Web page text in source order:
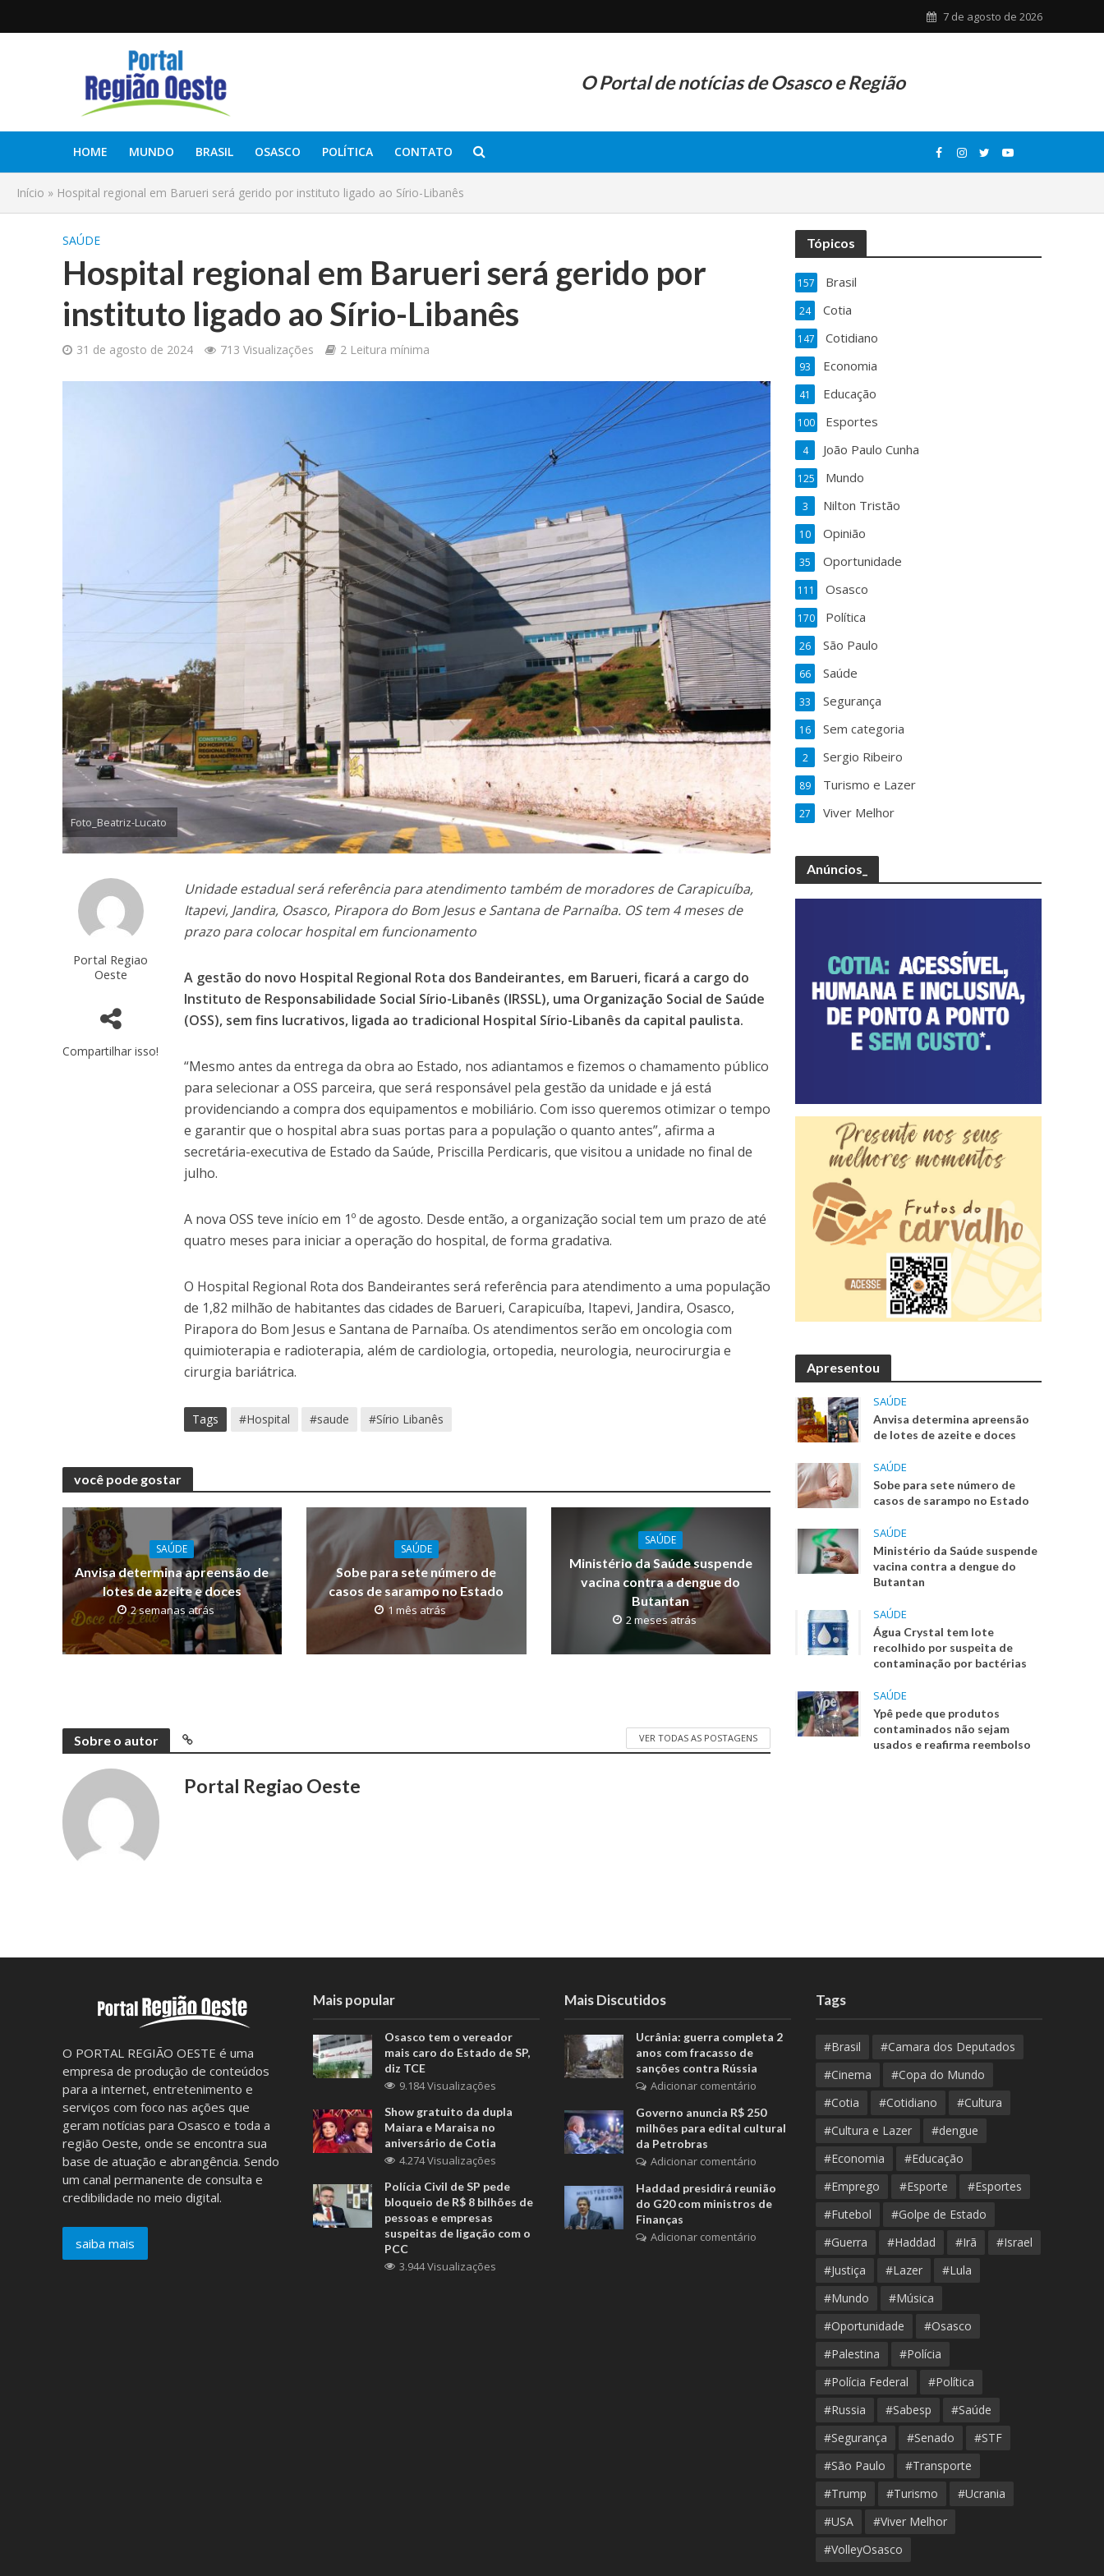
7 de agosto de 2026
O Portal de notícias de Osasco e Região
HOME MUNDO BRASIL OSASCO POLÍTICA CONTATO
Início » Hospital regional em Barueri será gerido por instituto ligado ao Sírio-Libanês
SAÚDE
Hospital regional em Barueri será gerido por
instituto ligado ao Sírio-Libanês
31 de agosto de 2024 713 Visualizações 2 Leitura mínima
Foto_Beatriz-Lucato
Portal Regiao
Oeste
Compartilhar isso!
Unidade estadual será referência para atendimento também de moradores de Carapicuíba,
Itapevi, Jandira, Osasco, Pirapora do Bom Jesus e Santana de Parnaíba. OS tem 4 meses de
prazo para colocar hospital em funcionamento
A gestão do novo Hospital Regional Rota dos Bandeirantes, em Barueri, ficará a cargo do
Instituto de Responsabilidade Social Sírio-Libanês (IRSSL), uma Organização Social de Saúde
(OSS), sem fins lucrativos, ligada ao tradicional Hospital Sírio-Libanês da capital paulista.
“Mesmo antes da entrega da obra ao Estado, nos adiantamos e fizemos o chamamento público
para selecionar a OSS parceira, que será responsável pela gestão da unidade e já está
providenciando a compra dos equipamentos e mobiliário. Com isso queremos otimizar o tempo
e garantir que o hospital abra suas portas para a população o quanto antes”, afirma a
secretária-executiva de Estado da Saúde, Priscilla Perdicaris, que visitou a unidade no final de
julho.
A nova OSS teve início em 1º de agosto. Desde então, a organização social tem um prazo de até
quatro meses para iniciar a operação do hospital, de forma gradativa.
O Hospital Regional Rota dos Bandeirantes será referência para atendimento a uma população
de 1,82 milhão de habitantes das cidades de Barueri, Carapicuíba, Itapevi, Jandira, Osasco,
Pirapora do Bom Jesus e Santana de Parnaíba. Os atendimentos serão em oncologia com
quimioterapia e radioterapia, além de cardiologia, ortopedia, neurologia, neurocirurgia e
cirurgia bariátrica.
Tags #Hospital #saude #Sírio Libanês
você pode gostar
SAÚDE
Anvisa determina apreensão de
lotes de azeite e doces
2 semanas atrás
SAÚDE
Sobe para sete número de
casos de sarampo no Estado
1 mês atrás
SAÚDE
Ministério da Saúde suspende
vacina contra a dengue do
Butantan
2 meses atrás
Sobre o autor VER TODAS AS POSTAGENS
Portal Regiao Oeste
Tópicos
Brasil
157
Cotia
24
Cotidiano
147
Economia
93
Educação
41
Esportes
100
João Paulo Cunha
4
Mundo
125
Nilton Tristão
3
Opinião
10
Oportunidade
35
Osasco
111
Política
170
São Paulo
26
Saúde
66
Segurança
33
Sem categoria
16
Sergio Ribeiro
2
Turismo e Lazer
89
Viver Melhor
27
Anúncios_
Apresentou
SAÚDE
Anvisa determina apreensão
de lotes de azeite e doces
SAÚDE
Sobe para sete número de
casos de sarampo no Estado
SAÚDE
Ministério da Saúde suspende
vacina contra a dengue do
Butantan
SAÚDE
Água Crystal tem lote
recolhido por suspeita de
contaminação por bactérias
SAÚDE
Ypê pede que produtos
contaminados não sejam
usados e reafirma reembolso
O PORTAL REGIÃO OESTE é uma
empresa de produção de conteúdos
para a internet, entretenimento e
serviços com foco nas ações que
geram notícias para Osasco e toda a
região Oeste, onde se encontra sua
base de atuação e abrangência. Sendo
um canal permanente de consulta e
credibilidade no meio digital.
saiba mais
Mais popular
Osasco tem o vereador
mais caro do Estado de SP,
diz TCE
9.184 Visualizações
Show gratuito da dupla
Maiara e Maraisa no
aniversário de Cotia
4.274 Visualizações
Polícia Civil de SP pede
bloqueio de R$ 8 bilhões de
pessoas e empresas
suspeitas de ligação com o
PCC
3.944 Visualizações
Mais Discutidos
Ucrânia: guerra completa 2
anos com fracasso de
sanções contra Rússia
Adicionar comentário
Governo anuncia R$ 250
milhões para edital cultural
da Petrobras
Adicionar comentário
Haddad presidirá reunião
do G20 com ministros de
Finanças
Adicionar comentário
Tags
#Brasil
#Camara dos Deputados
#Cinema
#Copa do Mundo
#Cotia
#Cotidiano
#Cultura
#Cultura e Lazer
#dengue
#Economia
#Educação
#Emprego
#Esporte
#Esportes
#Futebol
#Golpe de Estado
#Guerra
#Haddad #Irã
#Israel
#Justiça
#Lazer
#Lula
#Mundo
#Música
#Oportunidade
#Osasco
#Palestina
#Polícia
#Polícia Federal
#Política
#Russia
#Sabesp
#Saúde
#Segurança
#Senado
#STF
#São Paulo
#Transporte
#Trump
#Turismo
#Ucrania
#USA
#Viver Melhor
#VolleyOsasco